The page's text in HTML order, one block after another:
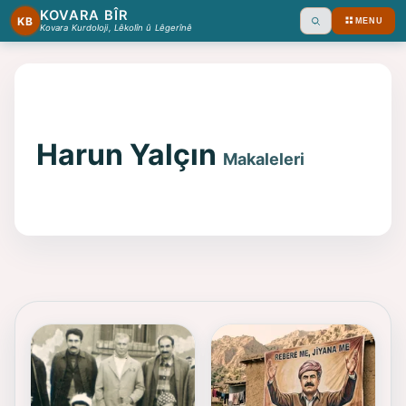
KB KOVARA BÎR
Kovara Kurdoloji, Lêkolîn û Lêgerînê Ara MENU
Harun Yalçın Makaleleri